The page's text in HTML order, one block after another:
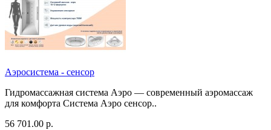
Аэросистема - сенсор
Гидромассажная система Аэро — современный аэромассаж
для комфорта Система Аэро сенсор..
56 701.00 р.